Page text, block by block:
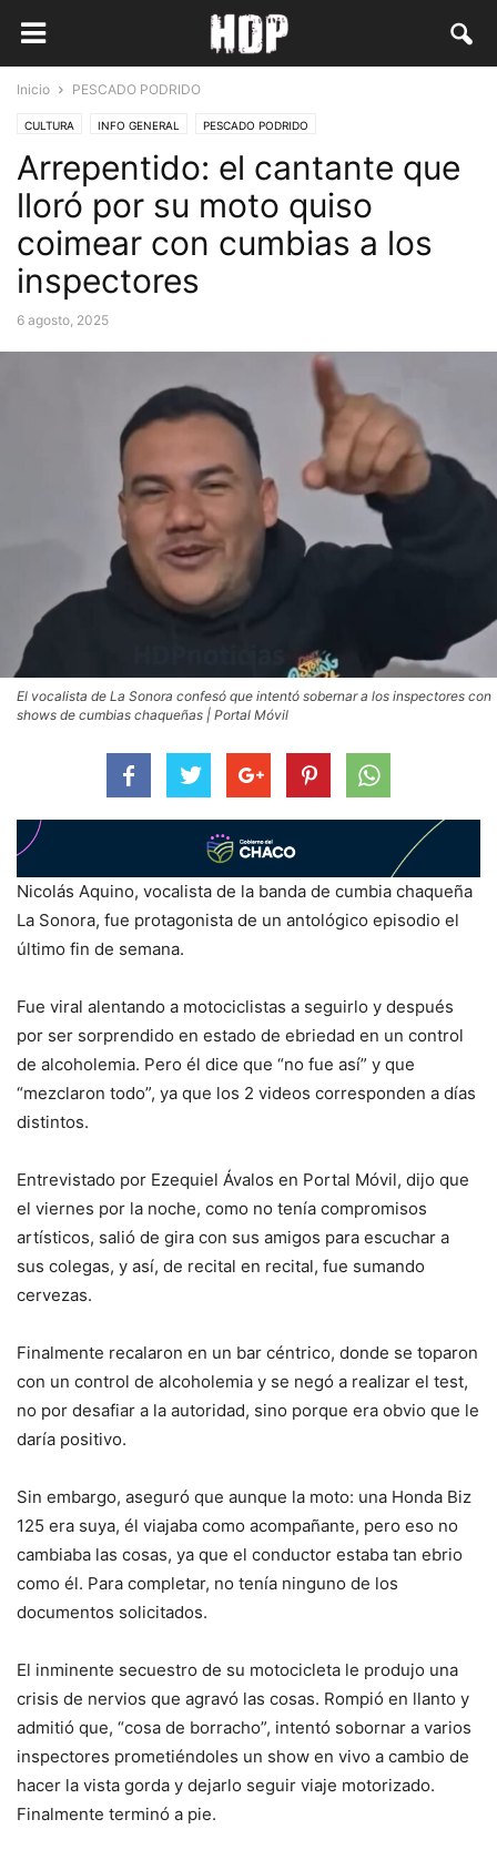
Inicio PESCADO PODRIDO
CULTURA INFO GENERAL PESCADO PODRIDO
Arrepentido: el cantante que
lloró por su moto quiso
coimear con cumbias a los
inspectores
6 agosto, 2025
El vocalista de La Sonora confesó que intentó sobernar a los inspectores con
shows de cumbias chaqueñas | Portal Móvil
Nicolás Aquino, vocalista de la banda de cumbia chaqueña
La Sonora, fue protagonista de un antológico episodio el
último fin de semana.
Fue viral alentando a motociclistas a seguirlo y después
por ser sorprendido en estado de ebriedad en un control
de alcoholemia. Pero él dice que “no fue así” y que
“mezclaron todo”, ya que los 2 videos corresponden a días
distintos.
Entrevistado por Ezequiel Ávalos en Portal Móvil, dijo que
el viernes por la noche, como no tenía compromisos
artísticos, salió de gira con sus amigos para escuchar a
sus colegas, y así, de recital en recital, fue sumando
cervezas.
Finalmente recalaron en un bar céntrico, donde se toparon
con un control de alcoholemia y se negó a realizar el test,
no por desafiar a la autoridad, sino porque era obvio que le
daría positivo.
Sin embargo, aseguró que aunque la moto: una Honda Biz
125 era suya, él viajaba como acompañante, pero eso no
cambiaba las cosas, ya que el conductor estaba tan ebrio
como él. Para completar, no tenía ninguno de los
documentos solicitados.
El inminente secuestro de su motocicleta le produjo una
crisis de nervios que agravó las cosas. Rompió en llanto y
admitió que, “cosa de borracho”, intentó sobornar a varios
inspectores prometiéndoles un show en vivo a cambio de
hacer la vista gorda y dejarlo seguir viaje motorizado.
Finalmente terminó a pie.